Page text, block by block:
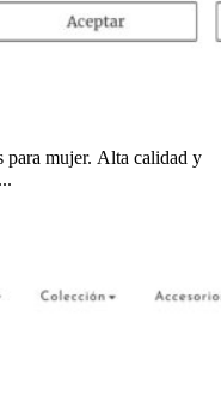
para mujer. Alta calidad y